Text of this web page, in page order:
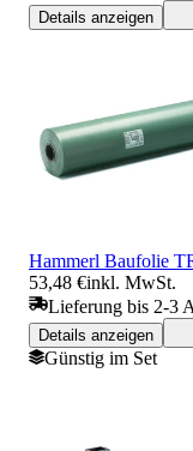
Details anzeigen
Hammerl Baufolie
53,48 €inkl. MwSt.
Lieferung bis 2-3
Details anzeigen
Günstig im Set